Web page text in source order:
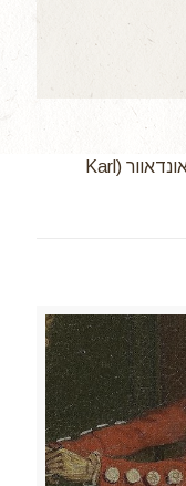
קצת אודות הפסיכואנליטיקאי קארל לאונדאוור (Karl